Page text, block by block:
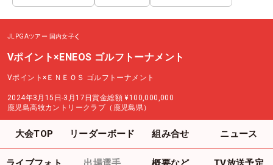
JLPGAツアー 国内女子
Vポイント×ENEOS ゴルフトーナメント
Vポイント×ＥＮＥＯＳ ゴルフトーナメント
2024年3月15日-3月17日賞金総額 ¥100,000,000
鹿児島高牧カントリークラブ（鹿児島県）
大会TOP リーダーボード 組み合せ ニュース